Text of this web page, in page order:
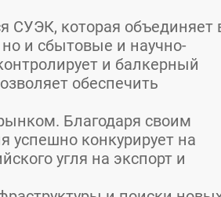
СУЭК, которая объединяет
и сбытовые и научно-
и балкерный
обеспечить
Благодаря своим
успешно конкурирует на
угля на экспорт и